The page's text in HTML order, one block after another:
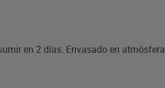
en 2 días. Envasado en atmósfera